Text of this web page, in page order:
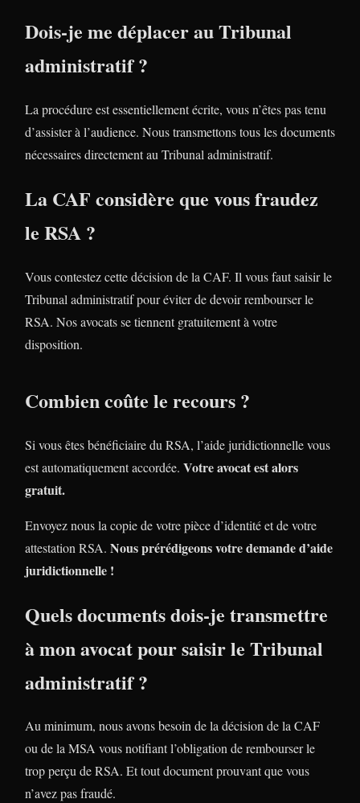
Dois-je me déplacer au Tribunal
administratif ?
La procédure est essentiellement écrite, vous n’êtes pas tenu
d’assister à l’audience. Nous transmettons tous les documents
nécessaires directement au Tribunal administratif.
La CAF considère que vous fraudez
le RSA ?
Vous contestez cette décision de la CAF. Il vous faut saisir le
Tribunal administratif pour éviter de devoir rembourser le
RSA. Nos avocats se tiennent gratuitement à votre
disposition.
Combien coûte le recours ?
Si vous êtes bénéficiaire du RSA, l’aide juridictionnelle vous
est automatiquement accordée. Votre avocat est alors
gratuit.
Envoyez nous la copie de votre pièce d’identité et de votre
attestation RSA. Nous prérédigeons votre demande d’aide
juridictionnelle !
Quels documents dois-je transmettre
à mon avocat pour saisir le Tribunal
administratif ?
Au minimum, nous avons besoin de la décision de la CAF
ou de la MSA vous notifiant l’obligation de rembourser le
trop perçu de RSA. Et tout document prouvant que vous
n’avez pas fraudé.